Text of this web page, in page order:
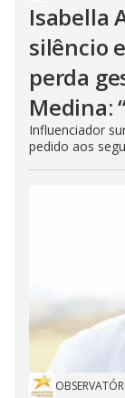
Isabella
silêncio
perda
Medina:
Influenciador
pedido aos